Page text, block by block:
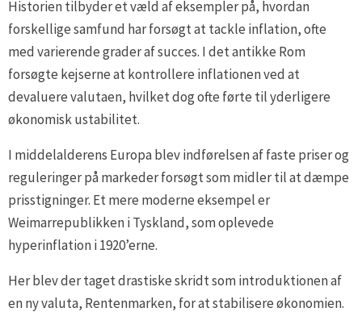
Historien tilbyder et væld af eksempler på, hvordan
forskellige samfund har forsøgt at tackle inflation, ofte
med varierende grader af succes. I det antikke Rom
forsøgte kejserne at kontrollere inflationen ved at
devaluere valutaen, hvilket dog ofte førte til yderligere
økonomisk ustabilitet.
I middelalderens Europa blev indførelsen af faste priser og
reguleringer på markeder forsøgt som midler til at dæmpe
prisstigninger. Et mere moderne eksempel er
Weimarrepublikken i Tyskland, som oplevede
hyperinflation i 1920’erne.
Her blev der taget drastiske skridt som introduktionen af
en ny valuta, Rentenmarken, for at stabilisere økonomien.